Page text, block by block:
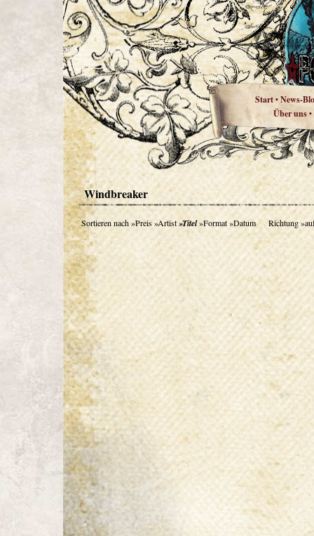
Start•News-
Über uns•
Windbreaker
Sortieren nach»Preis»Artist»Titel»Format»Datum Richtung